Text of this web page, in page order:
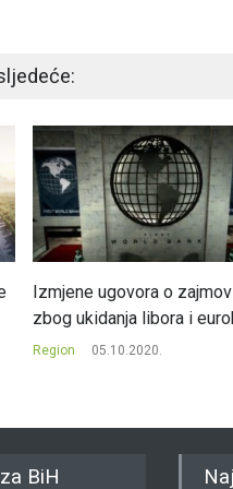
Izmjene ugovora o
zbog ukidanja libora i
Region 05.10.2020.
BiH